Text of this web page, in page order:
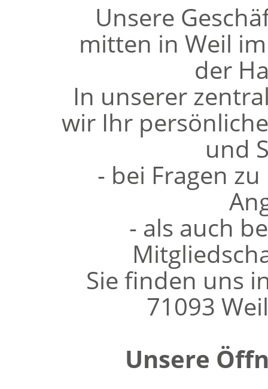
Unsere
mitten in Weil
der
In unserer
wir Ihr
und
- bei Fragen
- als auch
Sie finden uns
71093
Unsere